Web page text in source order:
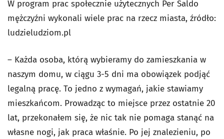
W program prac społecznie użytecznych Per Saldo
mężczyźni wykonali wiele prac na rzecz miasta, źródło:
ludzieludziom.pl
– Każda osoba, którą wybieramy do zamieszkania w
naszym domu, w ciągu 3-5 dni ma obowiązek podjąć
legalną pracę. To jedno z wymagań, jakie stawiamy
mieszkańcom. Prowadząc to miejsce przez ostatnie 20
lat, przekonałem się, że nic tak nie pomaga stanąć na
własne nogi, jak praca właśnie. Po jej znalezieniu, po